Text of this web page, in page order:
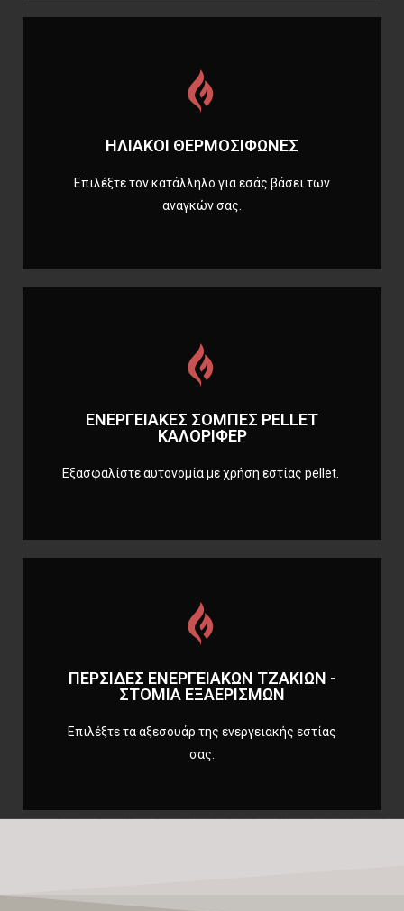
ΗΛΙΑΚΟΙ ΘΕΡΜΟΣΙΦΩΝΕΣ
Επιλέξτε τον κατάλληλο για εσάς βάσει των
αναγκών σας.
ΗΛΙΑΚΟΙ ΘΕΡΜΟΣΙΦΩΝΕΣ
ΕΝΕΡΓΕΙΑΚΕΣ ΣΟΜΠΕΣ PELLET
ΚΑΛΟΡΙΦΕΡ
Εξασφαλίστε αυτονομία με χρήση εστίας pellet.
ΚΑΛΟΡΙΦΕΡ
Περισσότερα
ΠΕΡΣΙΔΕΣ ΕΝΕΡΓΕΙΑΚΩΝ ΤΖΑΚΙΩΝ -
ΣΤΟΜΙΑ ΕΞΑΕΡΙΣΜΩΝ
Επιλέξτε τα αξεσουάρ της ενεργειακής εστίας
σας.
ΠΕΡΣΙΔΕΣ ΕΝΕΡΓΕΙΑΚΩΝ ΤΖΑΚΙΩΝ
- ΣΤΟΜΙΑ ΕΞΑΕΡΙΣΜΩΝ